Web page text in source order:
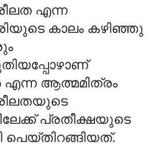
എന്ന
കാലം കഴിഞ്ഞു
ആത്മമിത്രം
പ്രതീക്ഷയുടെ
പെയ്തിറങ്ങിയത്.